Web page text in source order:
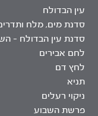
עין הבדולח
סדנת מים, מלח
סדנת עין הבדולח –
לחם אבירים
לחץ דם
תניא
ניקוי רעלים
פרשת השבוע